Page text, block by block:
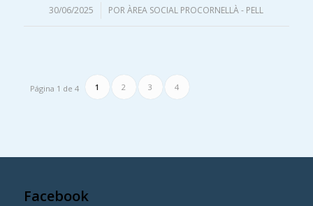
30/06/2025
/ PORÀREA SOCIAL PROCORNELLÀ - PELL
Página 1 de 4 1 2 3 4
Facebook